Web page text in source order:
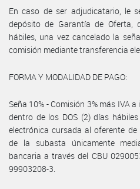
En caso de ser adjudicatario, le
depósito de Garantía de
hábiles, una vez cancelado la
comisión mediante transferencia
FORMA Y MODALIDAD DE PAGO:
Seña 10% - Comisión 3% más IVA
dentro de los DOS (2) días
electrónica cursada al oferente
de la subasta únicamente
bancaria a través del CBU
99903208-3.